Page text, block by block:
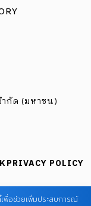
กัด (มหาชน)
PRIVACY POLICY
เพื่อช่วยเพิ่มประสบการณ์